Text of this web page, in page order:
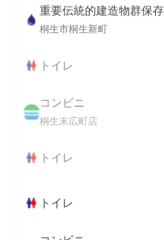
重要伝統的建造物群保
桐生市桐生新町
トイレ
コンビニ
桐生末広町店
トイレ
トイレ